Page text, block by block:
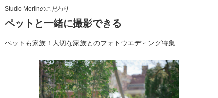
衣装
オプション ブログ
アクセス/TEL スタジオトップ
こだわりポイント
Studio Merlinのこだわり
ペットと一緒に撮影できる
ペットも家族！大切な家族とのフォトウエディング特集